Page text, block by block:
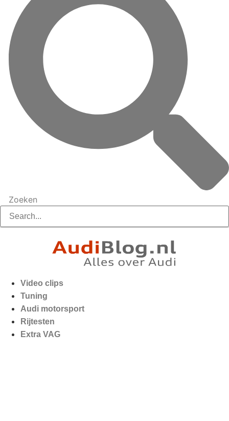
Zoeken
Video clips
Tuning
Audi motorsport
Rijtesten
Extra VAG